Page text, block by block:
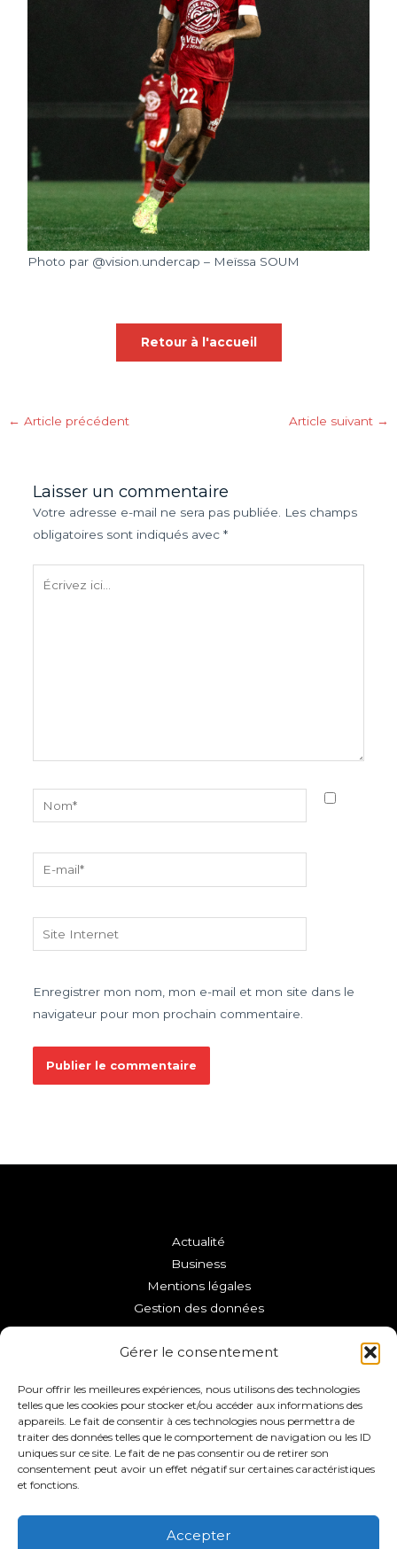
Gérer le consentement
Pour offrir les meilleures expériences, nous utilisons des technologies
telles que les cookies pour stocker et/ou accéder aux informations des
appareils. Le fait de consentir à ces technologies nous permettra de
traiter des données telles que le comportement de navigation ou les ID
uniques sur ce site. Le fait de ne pas consentir ou de retirer son
consentement peut avoir un effet négatif sur certaines caractéristiques
et fonctions.
Accepter
Photo par @vision.undercap – Meïssa SOUM
Retour à l'accueil
← Article précédent Article suivant →
Laisser un commentaire
Votre adresse e-mail ne sera pas publiée.
Les champs
obligatoires sont indiqués avec *
mail*
Site
Internet
Enregistrer mon nom, mon e-mail et mon site dans le
navigateur pour mon prochain commentaire.
Actualité
Business
Mentions légales
Gestion des données